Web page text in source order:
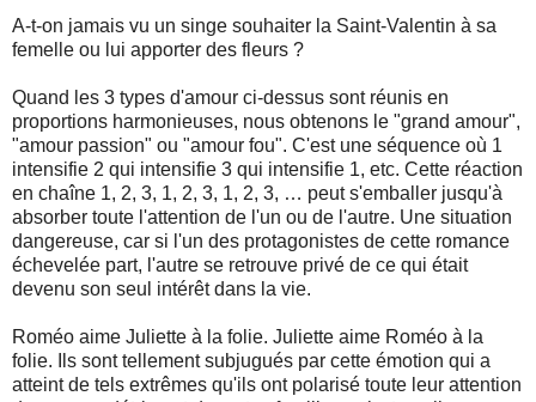
A-t-on jamais vu un singe souhaiter la Saint-Valentin à sa
femelle ou lui apporter des fleurs ?
Quand les 3 types d'amour ci-dessus sont réunis en
proportions harmonieuses, nous obtenons le "grand amour",
"amour passion" ou "amour fou". C'est une séquence où 1
intensifie 2 qui intensifie 3 qui intensifie 1, etc. Cette réaction
en chaîne 1, 2, 3, 1, 2, 3, 1, 2, 3, … peut s'emballer jusqu'à
absorber toute l'attention de l'un ou de l'autre. Une situation
dangereuse, car si l'un des protagonistes de cette romance
échevelée part, l'autre se retrouve privé de ce qui était
devenu son seul intérêt dans la vie.
Roméo aime Juliette à la folie. Juliette aime Roméo à la
folie. Ils sont tellement subjugués par cette émotion qui a
atteint de tels extrêmes qu'ils ont polarisé toute leur attention